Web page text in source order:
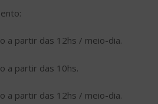
a partir das 12hs / meio-dia.
a partir das 10hs.
a partir das 12hs / meio-dia.